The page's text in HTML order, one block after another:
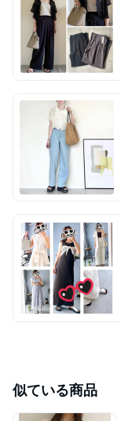
似ている商品